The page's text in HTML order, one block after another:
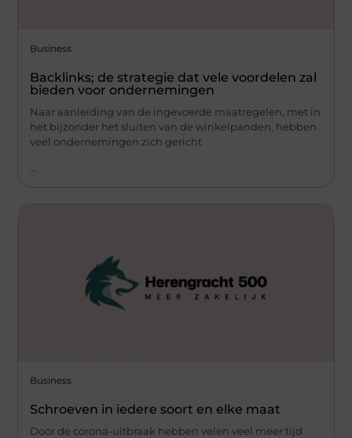
Business
Backlinks; de strategie dat vele voordelen zal
bieden voor ondernemingen
Naar aanleiding van de ingevoerde maatregelen, met in
het bijzonder het sluiten van de winkelpanden, hebben
veel ondernemingen zich gericht
Business
Schroeven in iedere soort en elke maat
Door de corona-uitbraak hebben velen veel meer tijd